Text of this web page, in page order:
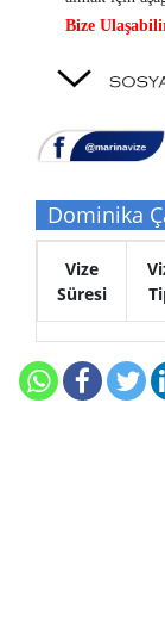
Bize
Dominika
Vize
Süresi